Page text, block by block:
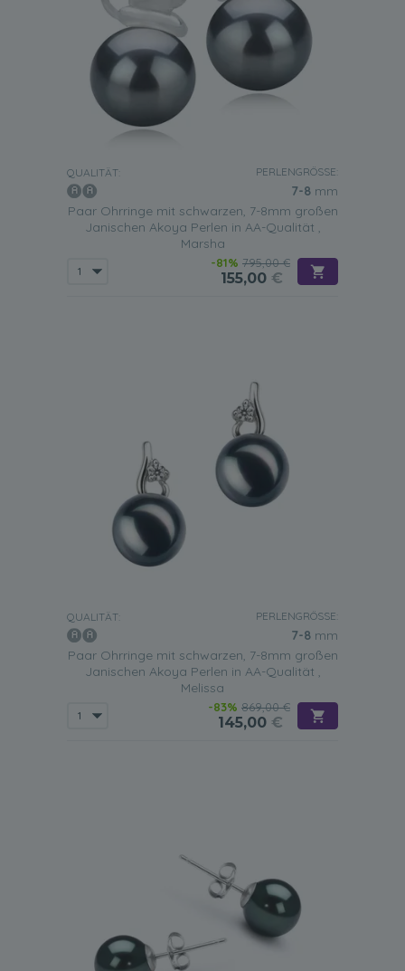
QUALITÄT: PERLENGRÖSSE:
7-8 mm
Paar Ohrringe mit schwarzen, 7-8mm großen
Janischen Akoya Perlen in AA-Qualität ,
Marsha
-81% 795,00 €
155,00 €
QUALITÄT: PERLENGRÖSSE:
7-8 mm
Paar Ohrringe mit schwarzen, 7-8mm großen
Janischen Akoya Perlen in AA-Qualität ,
Melissa
-83% 869,00 €
145,00 €